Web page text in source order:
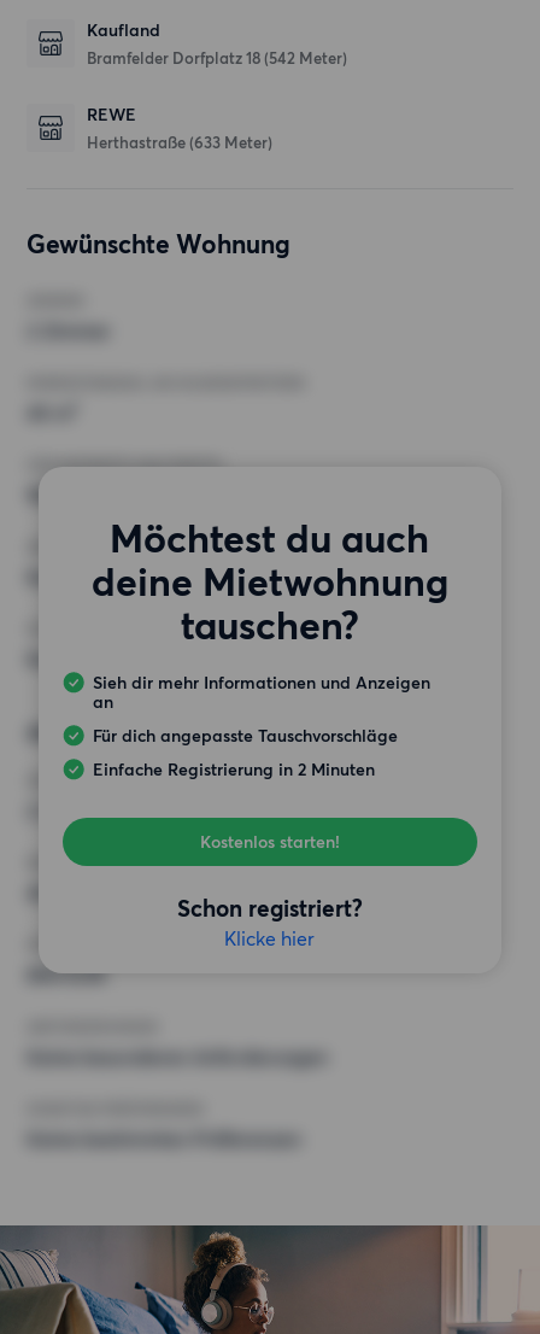
Kaufland
Bramfelder Dorfplatz 18 (542 Meter)
REWE
Herthastraße (633 Meter)
Gewünschte Wohnung
Möchtest du auch
deine Mietwohnung
tauschen?
Sieh dir mehr Informationen und Anzeigen
an
Für dich angepasste Tauschvorschläge
Einfache Registrierung in 2 Minuten
Kostenlos starten!
Schon registriert?
Klicke hier
HÖCHSTMIETE (KALTMIETE)
ANFORDERUNGEN
Keine besonderen Anforderungen
SONSTIGE PRÄFERENZEN
Alternative Wünsche
ZIMMER
MINDESTANZAHL AN QUADRATMETERN
800 EUR